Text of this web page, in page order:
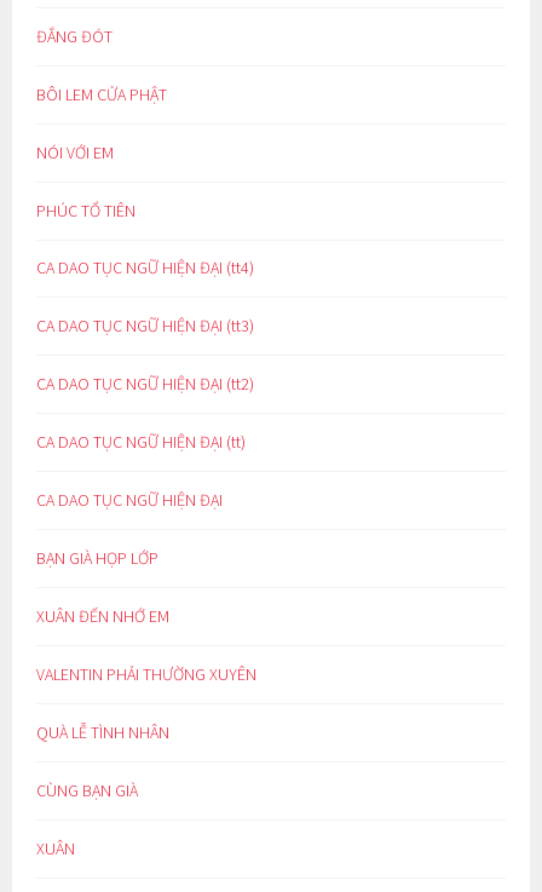
ĐẮNG ĐÓT
BÔI LEM CỬA PHẬT
NÓI VỚI EM
PHÚC TỔ TIÊN
CA DAO TỤC NGỮ HIỆN ĐẠI (tt4)
CA DAO TỤC NGỮ HIỆN ĐẠI (tt3)
CA DAO TỤC NGỮ HIỆN ĐẠI (tt2)
CA DAO TỤC NGỮ HIỆN ĐẠI (tt)
CA DAO TỤC NGỮ HIỆN ĐẠI
BẠN GIÀ HỌP LỚP
XUÂN ĐẾN NHỚ EM
VALENTIN PHẢI THƯỜNG XUYÊN
QUÀ LỄ TÌNH NHÂN
CÙNG BẠN GIÀ
XUÂN